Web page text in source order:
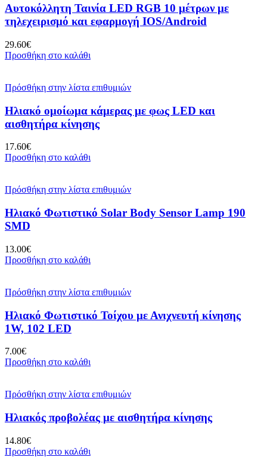
Αυτοκόλλητη Ταινία LED RGB 10 μέτρων με
τηλεχειρισμό και εφαρμογή IOS/Android
29.60€
Προσθήκη στο καλάθι
Πρόσθήκη στην λίστα επιθυμιών
Ηλιακό ομοίωμα κάμερας με φως LED και
αισθητήρα κίνησης
17.60€
Προσθήκη στο καλάθι
Πρόσθήκη στην λίστα επιθυμιών
Ηλιακό Φωτιστικό Solar Body Sensor Lamp 190
SMD
13.00€
Προσθήκη στο καλάθι
Πρόσθήκη στην λίστα επιθυμιών
Ηλιακό Φωτιστικό Τοίχου με Ανιχνευτή κίνησης
1W, 102 LED
7.00€
Προσθήκη στο καλάθι
Πρόσθήκη στην λίστα επιθυμιών
Ηλιακός προβολέας με αισθητήρα κίνησης
14.80€
Προσθήκη στο καλάθι